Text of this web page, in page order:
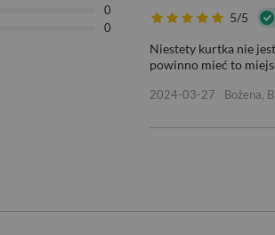
0
0
5/5
Niestety kurtka nie
powinno mieć to
2024-03-27 Bożena,